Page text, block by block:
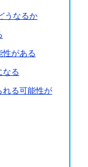
うなるか
性がある
なる
れる可能性が